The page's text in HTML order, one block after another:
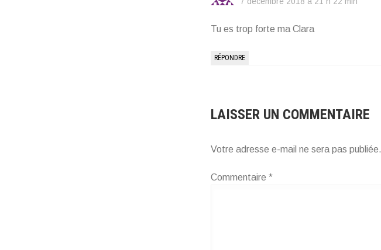
Tu es trop forte ma Clara
RÉPONDRE
LAISSER UN COMMENTAIRE
Votre adresse e-mail ne sera pas publiée.
Commentaire *